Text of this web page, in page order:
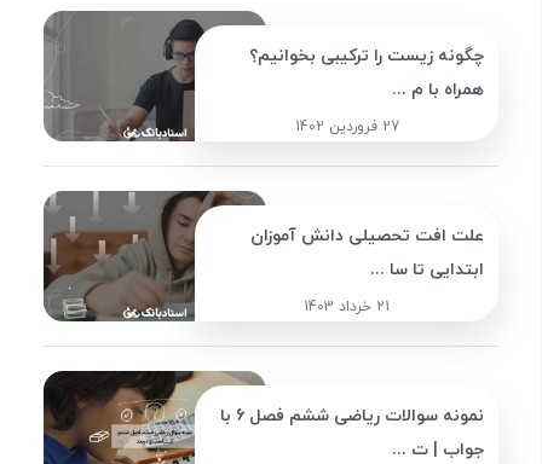
چگونه زیست را ترکیبی بخوانیم؟
همراه با م ...
27 فروردین 1402
علت افت تحصیلی دانش آموزان
ابتدایی تا سا ...
21 خرداد 1403
نمونه سوالات ریاضی ششم فصل 6 با
جواب | ت ...